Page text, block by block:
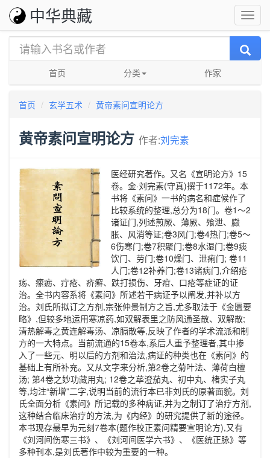
中华典藏
首页 分类 作家
首页 玄学五术 黄帝素问宣明论方
黄帝素问宣明论方 作者:刘完素
医经研究著作。又名《宣明论方》15
卷。金·刘完素(守真)撰于1172年。本
书将《素问》一书的病名和症候作了
比较系统的整理,总分为18门。卷1～2
诸证门,列述煎厥、薄厥、飱泄、臌
胀、风消等证;卷3风门;卷4热门;卷5～
6伤寒门;卷7积聚门;卷8水湿门;卷9痰
饮门、劳门;卷10燥门、泄痢门; 卷11
人门;卷12补养门;卷13诸病门,介绍疮
疡、瘰疬、疔疮、疥癣、跌打损伤、牙疳、口疮等症证的证
治。全书内容系将《素问》所述若干病证予以阐发,并补以方
治。刘氏所拟订之方剂,宗张仲景制方之旨,尤多取法于《金匮要
略》,但较多地运用寒凉药,如双解表里之防风通圣散、双解散;
清热解毒之黄连解毒汤、凉膈散等,反映了作者的学术流派和制
方的一大特点。当前流通的15卷本,系后人重予整理者,其中掺
入了一些元、明以后的方剂和治法,病证的种类也在《素问》的
基础上有所补充。又从文字来分析,第2卷之菊叶法、薄荷白檀
汤; 第4卷之妙功藏用丸; 12卷之荜澄茄丸、初中丸、楮实子丸
等,均注“新增”二字,说明当前的流行本已非刘氏的原著面貌。刘
氏全面分析《素问》所记载的多种病证,并为之制订了治疗方剂,
这种结合临床治疗的方法,为《内经》的研究提供了新的途径。
本书现存最早为元刻7卷本(题作校正素问精要宣明论方),又有
《刘河间伤寒三书》、《刘河间医学六书》、《医统正脉》等
多种刊本,是刘氏著作中较为重要的一种。